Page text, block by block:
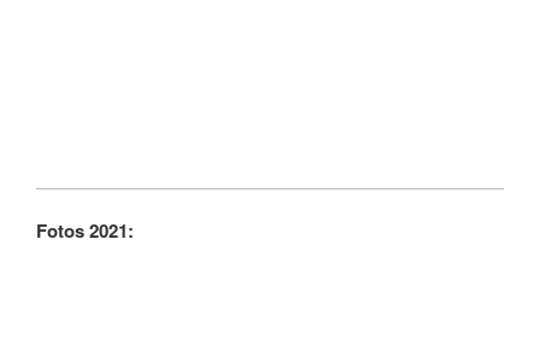
Fotos 2021: